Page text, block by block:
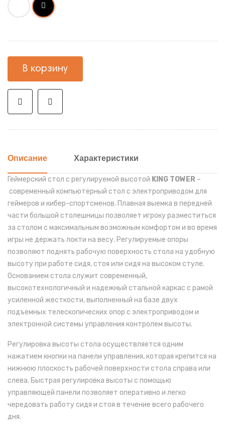
В корзину
Описание Характеристики
Геймерский стол с регулируемой высотой KING TOWER –
современный компьютерный стол с электроприводом для
геймеров и кибер-спортсменов. Плавная выемка в передней
части большой столешницы позволяет игроку разместиться
за столом с максимальным возможным комфортом и во время
игры не держать локти на весу. Регулируемые опоры
позволяют поднять рабочую поверхность стола на удобную
высоту при работе сидя, стоя или сидя на высоком стуле.
Основанием стола служит современный,
высокотехнологичный и надежный стальной каркас с рамой
усиленной жесткости, выполненный на базе двух
подъемных телескопических опор с электроприводом и
электронной системы управления контролем высоты.
Регулировка высоты стола осуществляется одним
нажатием кнопки на панели управления, которая крепится на
нижнюю плоскость рабочей поверхности стола справа или
слева. Быстрая регулировка высоты с помощью
управляющей панели позволяет оперативно и легко
чередовать работу сидя и стоя в течение всего рабочего
дня.